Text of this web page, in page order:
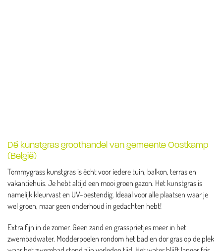
Dé kunstgras groothandel van gemeente Oostkamp
(België)
Tommygrass kunstgras is ècht voor iedere tuin, balkon, terras en
vakantiehuis. Je hebt altijd een mooi groen gazon. Het kunstgras is
namelijk kleurvast en UV-bestendig. Ideaal voor alle plaatsen waar je
wel groen, maar geen onderhoud in gedachten hebt!
Extra fijn in de zomer. Geen zand en grassprietjes meer in het
zwembadwater. Modderpoelen rondom het bad en dor gras op de plek